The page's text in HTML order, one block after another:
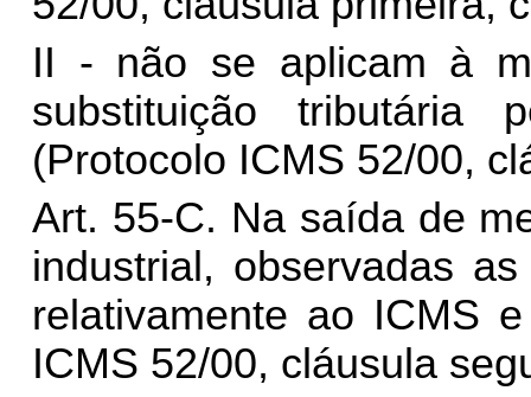
II - não se aplicam à
substituição tributária
(Protocolo ICMS 52/00,
Art. 55-C. Na saída de
industrial, observadas
relativamente ao ICMS
ICMS 52/00, cláusula